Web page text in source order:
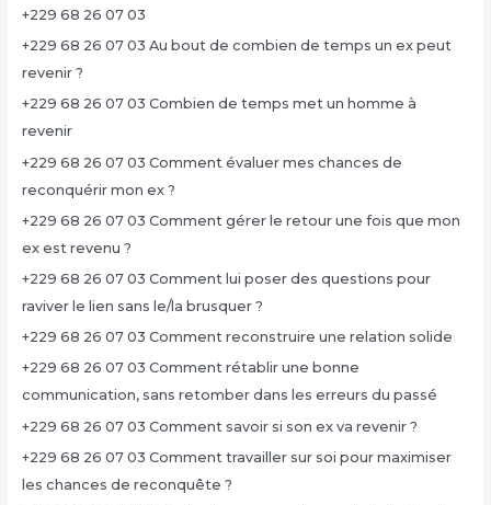
+229 68 26 07 03
+229 68 26 07 03 Au bout de combien de temps un ex peut
revenir ?
+229 68 26 07 03 Combien de temps met un homme à
revenir
+229 68 26 07 03 Comment évaluer mes chances de
reconquérir mon ex ?
+229 68 26 07 03 Comment gérer le retour une fois que mon
ex est revenu ?
+229 68 26 07 03 Comment lui poser des questions pour
raviver le lien sans le/la brusquer ?
+229 68 26 07 03 Comment reconstruire une relation solide
+229 68 26 07 03 Comment rétablir une bonne
communication, sans retomber dans les erreurs du passé
+229 68 26 07 03 Comment savoir si son ex va revenir ?
+229 68 26 07 03 Comment travailler sur soi pour maximiser
les chances de reconquête ?